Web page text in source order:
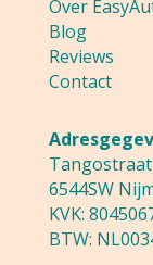
Over
Blog
Reviews
Contact
6544SW
KVK:
BTW: